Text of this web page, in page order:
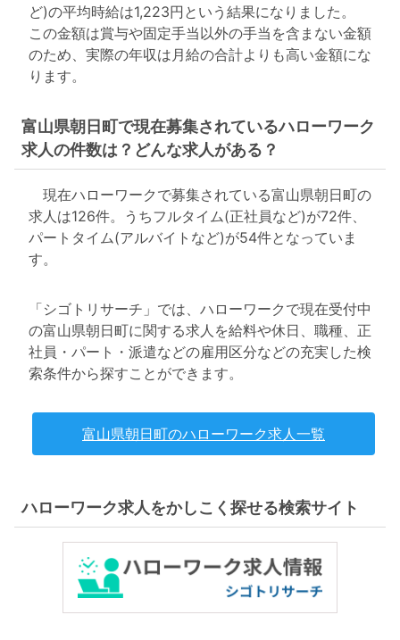
ど)の平均時給は1,223円という結果になりました。
この金額は賞与や固定手当以外の手当を含まない金額
のため、実際の年収は月給の合計よりも高い金額にな
ります。
富山県朝日町で現在募集されているハローワーク
求人の件数は？どんな求人がある？
現在ハローワークで募集されている富山県朝日町の
求人は126件。うちフルタイム(正社員など)が72件、
パートタイム(アルバイトなど)が54件となっていま
す。
「シゴトリサーチ」では、ハローワークで現在受付中
の富山県朝日町に関する求人を給料や休日、職種、正
社員・パート・派遣などの雇用区分などの充実した検
索条件から探すことができます。
富山県朝日町のハローワーク求人一覧
ハローワーク求人をかしこく探せる検索サイト